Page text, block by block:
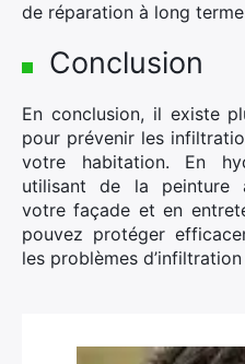
de réparation à long
Conclusion
En conclusion, il existe
pour prévenir les
votre habitation. En
utilisant de la peinture
votre façade et en
pouvez protéger
les problèmes d’infiltration